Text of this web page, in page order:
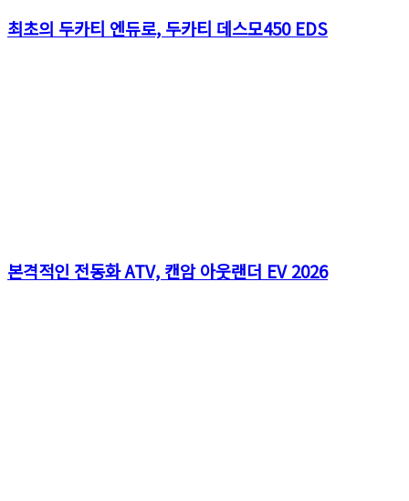
최초의 두카티 엔듀로, 두카티 데스모450 EDS
본격적인 전동화 ATV, 캔암 아웃랜더 EV 2026